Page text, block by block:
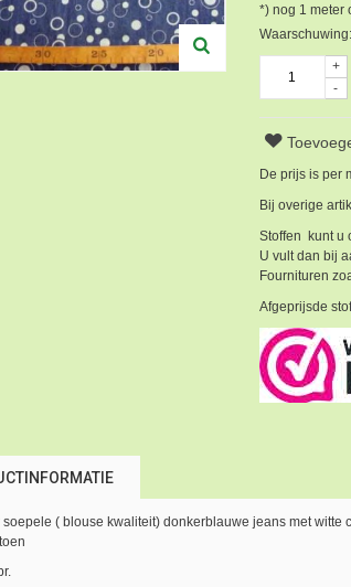
*) nog 1 meter
-
+
De prijs is per
Bij overige
Stoffen kunt u
U vult dan bij
Fournituren
Afgeprijsde
soepele ( blouse kwaliteit) donkerblauwe jeans met witte